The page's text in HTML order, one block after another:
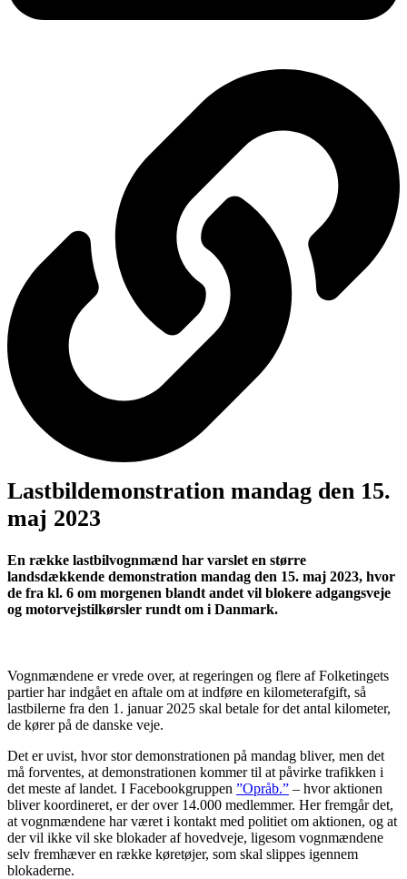
Lastbildemonstration mandag den 15.
maj 2023
En række lastbilvognmænd har varslet en større
landsdækkende demonstration mandag den 15. maj 2023, hvor
de fra kl. 6 om morgenen blandt andet vil blokere adgangsveje
og motorvejstilkørsler rundt om i Danmark.
Vognmændene er vrede over, at regeringen og flere af Folketingets
partier har indgået en aftale om at indføre en kilometerafgift, så
lastbilerne fra den 1. januar 2025 skal betale for det antal kilometer,
de kører på de danske veje.
Det er uvist, hvor stor demonstrationen på mandag bliver, men det
må forventes, at demonstrationen kommer til at påvirke trafikken i
det meste af landet. I Facebookgruppen ”Opråb.” – hvor aktionen
bliver koordineret, er der over 14.000 medlemmer. Her fremgår det,
at vognmændene har været i kontakt med politiet om aktionen, og at
der vil ikke vil ske blokader af hovedveje, ligesom vognmændene
selv fremhæver en række køretøjer, som skal slippes igennem
blokaderne.